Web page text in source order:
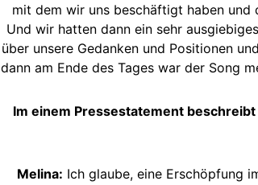
mit dem wir uns beschäftigt haben und
Und wir hatten dann ein sehr
über unsere Gedanken und Positionen
dann am Ende des Tages war der Song
Im einem Pressestatement
Melina: Ich glaube, eine Erschöpfung